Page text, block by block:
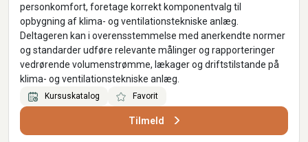
personkomfort, foretage korrekt komponentvalg til
opbygning af klima- og ventilationstekniske anlæg.
Deltageren kan i overensstemmelse med anerkendte normer
og standarder udføre relevante målinger og rapporteringer
vedrørende volumenstrømme, lækager og driftstilstande på
klima- og ventilationstekniske anlæg.
Kursuskatalog Favorit
Tilmeld